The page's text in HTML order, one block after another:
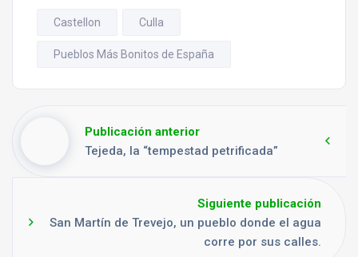
Castellon Culla
Pueblos Más Bonitos de España
Publicación anterior
Tejeda, la “tempestad petrificada”
Siguiente publicación
San Martín de Trevejo, un pueblo donde el agua
corre por sus calles.